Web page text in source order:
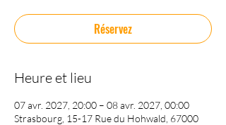
Réservez
Heure et lieu
07 avr. 2027, 20:00 – 08 avr. 2027, 00:00
Strasbourg, 15-17 Rue du Hohwald, 67000